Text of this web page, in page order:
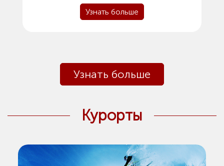
Узнать больше
Узнать больше
Курорты